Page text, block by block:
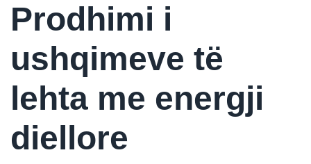
Prodhimi i
ushqimeve të
lehta me energji
diellore